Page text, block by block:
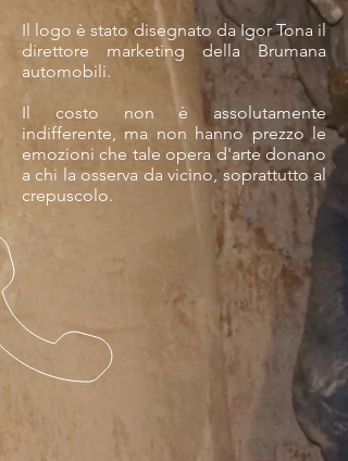
Il logo è stato disegnato da Igor Tona il
direttore marketing della Brumana
automobili.
Il costo non è assolutamente
indifferente, ma non hanno prezzo le
emozioni che tale opera d'arte donano
a chi la osserva da vicino, soprattutto al
crepuscolo.